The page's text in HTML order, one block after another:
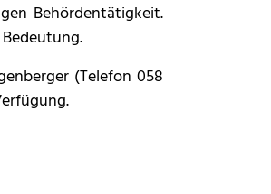
Behördentätigkeit.
(Telefon 058